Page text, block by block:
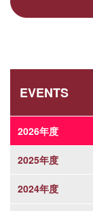
EVENTS
2026年度
2025年度
2024年度